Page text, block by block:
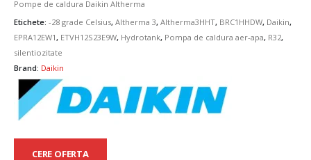
Pompe de caldura Daikin Altherma
Etichete: -28 grade Celsius, Altherma 3, Altherma3HHT, BRC1HHDW, Daikin,
EPRA12EW1 , ETVH12S23E9W, Hydrotank, Pompa de caldura aer-apa, R32,
silentiozitate
Brand: Daikin
CERE OFERTA